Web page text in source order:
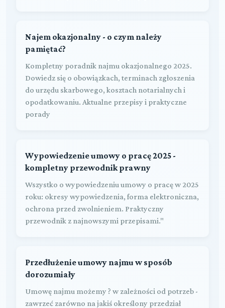
Najem okazjonalny - o czym należy
pamiętać?
Kompletny poradnik najmu okazjonalnego 2025.
Dowiedz się o obowiązkach, terminach zgłoszenia
do urzędu skarbowego, kosztach notarialnych i
opodatkowaniu. Aktualne przepisy i praktyczne
porady
Wypowiedzenie umowy o pracę 2025 -
kompletny przewodnik prawny
Wszystko o wypowiedzeniu umowy o pracę w 2025
roku: okresy wypowiedzenia, forma elektroniczna,
ochrona przed zwolnieniem. Praktyczny
przewodnik z najnowszymi przepisami."
Przedłużenie umowy najmu w sposób
dorozumiały
Umowę najmu możemy ? w zależności od potrzeb -
zawrzeć zarówno na jakiś określony przedział